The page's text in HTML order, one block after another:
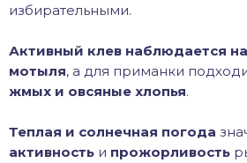
избирательными.
Активный клев наблюдается
мотыля, а для приманки
жмых и овсяные хлопья.
Теплая и солнечная погода
активность и прожорливость